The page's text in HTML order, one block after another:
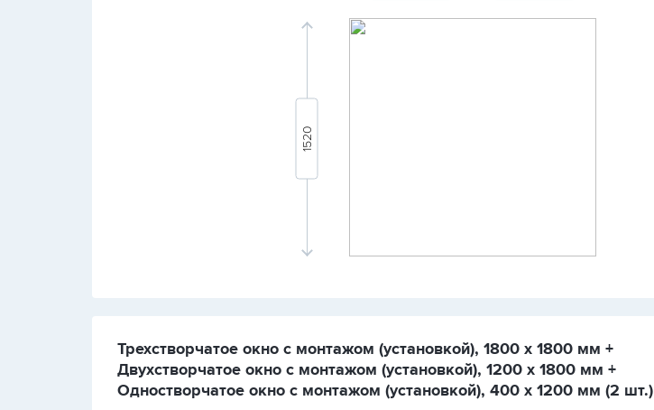
Трехстворчатое окно с монтажом (установкой), 1800 х 1800 мм +
Двухстворчатое окно с монтажом (установкой), 1200 х 1800 мм +
Одностворчатое окно с монтажом (установкой), 400 х 1200 мм (2 шт.)